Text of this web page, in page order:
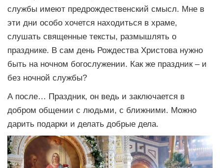
службы имеют предрождественский смысл. Мне в
эти дни особо хочется находиться в храме,
слушать священные тексты, размышлять о
празднике. В сам день Рождества Христова нужно
быть на ночном богослужении. Как же праздник – и
без ночной службы?
А после… Праздник, он ведь и заключается в
добром общении с людьми, с ближними. Можно
дарить подарки и делать добрые дела.